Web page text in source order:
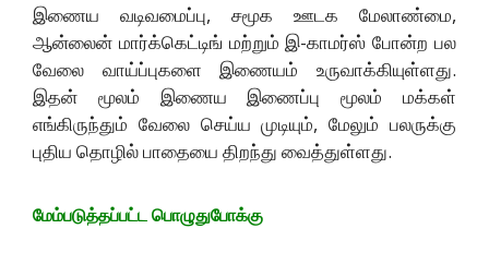
இணைய வடிவமைப்பு, சமூக ஊடக மேலாண்மை,
ஆன்லைன் மார்க்கெட்டிங் மற்றும் இ-காமர்ஸ் போன்ற பல
வேலை வாய்ப்புகளை இணையம் உருவாக்கியுள்ளது.
இதன் மூலம் இணைய இணைப்பு மூலம் மக்கள்
எங்கிருந்தும் வேலை செய்ய முடியும், மேலும் பலருக்கு
புதிய தொழில் பாதையை திறந்து வைத்துள்ளது.
மேம்படுத்தப்பட்ட பொழுதுபோக்கு